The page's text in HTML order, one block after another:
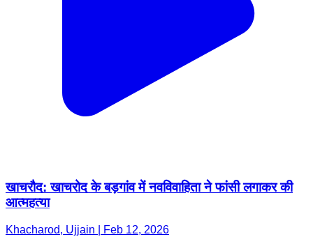
खाचरौद: खाचरोद के बड़गांव में नवविवाहिता ने फांसी लगाकर की
आत्महत्या
Khacharod, Ujjain | Feb 12, 2026